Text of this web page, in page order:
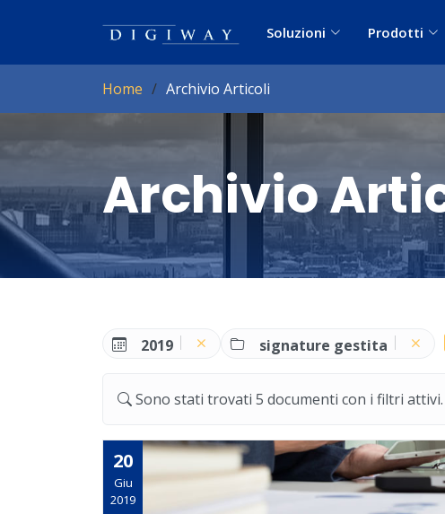
Soluzioni Prodotti
Home Archivio Articoli
Archivio
2019 signature gestita
Sono stati trovati 5 documenti con i filtri attivi.
20
Giu
2019